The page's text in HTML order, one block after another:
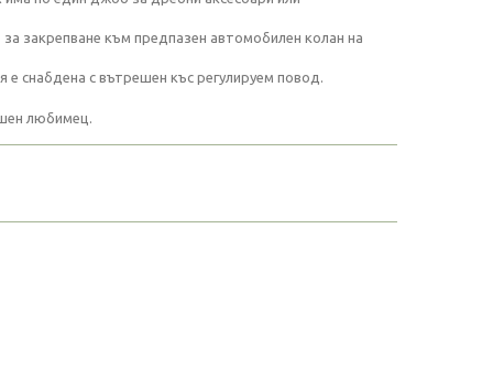
закрепване към предпазен автомобилен колан на
е снабдена с вътрешен къс регулируем повод.
любимец.